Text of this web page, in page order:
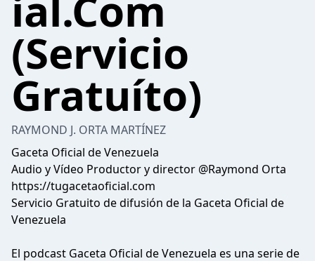
(Servicio
Gratuíto)
RAYMOND J. ORTA MARTÍNEZ
Gaceta Oficial de Venezuela
Audio y Vídeo Productor y director @Raymond Orta
https://tugacetaoficial.com
Servicio Gratuito de difusión de la Gaceta Oficial de
Venezuela
El podcast Gaceta Oficial de Venezuela es una serie de